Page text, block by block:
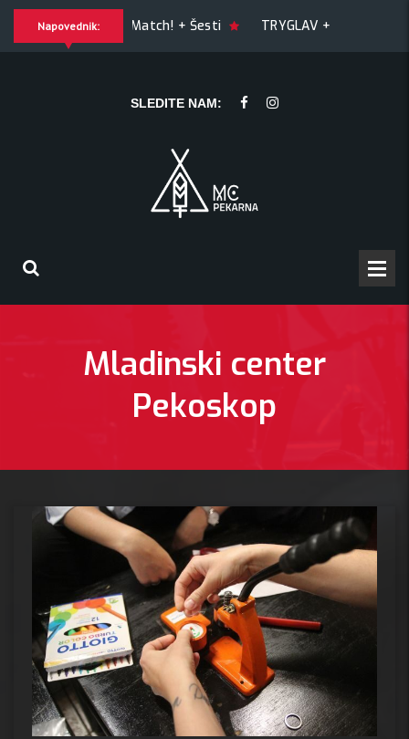
Napovednik:
GUILTY OF JOY + Match! + Šesti
TRYGLAV + Kresnik +
+ Morywa
YAWNING MAN (US), Hrmülja (HR), A Gram trip
SLEDITE NAM:
Mladinski center
Pekoskop